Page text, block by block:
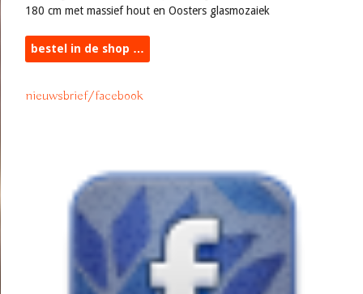
180 cm met massief hout en Oosters glasmozaiek
bestel in de shop …
nieuwsbrief/facebook